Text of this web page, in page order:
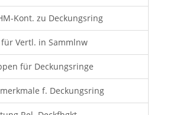
Kont. zu Deckungsring
für Vertl. in Sammlnw
für Deckungsringe
f. Deckungsring